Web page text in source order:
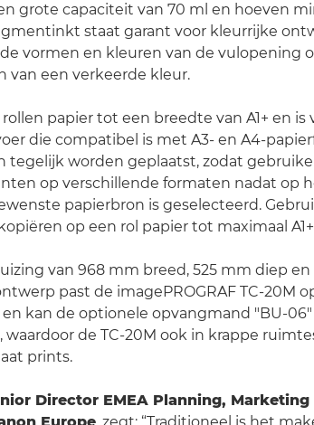
grote capaciteit van 70 ml en hoeven
staat garant voor kleurrijke
vormen en kleuren van de vulopening
van een verkeerde kleur.
papier tot een breedte van A1+ en is
die compatibel is met A3- en A4-
tegelijk worden geplaatst, zodat
op verschillende formaten nadat op
papierbron is geselecteerd.
op een rol papier tot maximaal
van 968 mm breed, 525 mm diep
past de imagePROGRAF TC-20M
kan de optionele opvangmand "BU-
de TC-20M ook in krappe
prints.
Director EMEA Planning,